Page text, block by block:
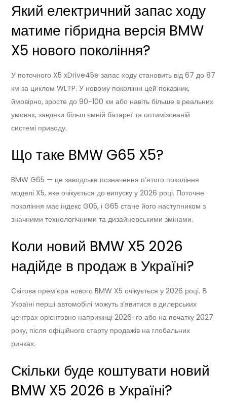
Який електричний запас ходу
матиме гібридна версія BMW
X5 нового покоління?
У поточного X5 xDrive45e запас ходу становить від 67 до 87
км за циклом WLTP. У новому поколінні цей показник,
ймовірно, зросте до 90-100 км або навіть більше в реальних
умовах, завдяки більш ємній батареї та оптимізованій
системі приводу.
Що таке BMW G65 X5?
BMW G65 — це заводське позначення п’ятого покоління
моделі X5, яке очікується до випуску у 2026 році. Поточне
покоління має індекс G05, і G65 стане його наступником з
значними технологічними та дизайнерськими змінами.
Коли новий BMW X5 2026
надійде в продаж в Україні?
Світова прем’єра нового BMW X5 очікується у 2026 році. В
Україні перші автомобілі можуть з’явитися в дилерських
центрах орієнтовно наприкінці 2026-го або на початку 2027
року, після офіційного старту продажів на глобальних
ринках.
Скільки буде коштувати новий
BMW X5 2026 в Україні?